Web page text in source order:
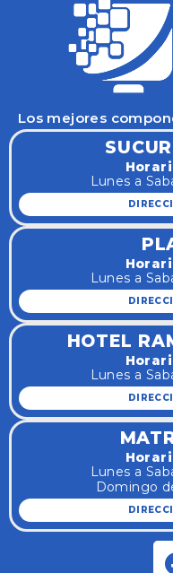
Los mejores
Lunes a
Lunes a
HOTEL
Lunes a
Lunes a
Domingo